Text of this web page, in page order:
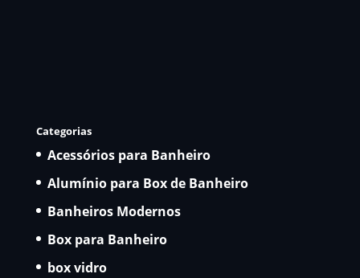
Categorias
Acessórios para Banheiro
Alumínio para Box de Banheiro
Banheiros Modernos
Box para Banheiro
box vidro